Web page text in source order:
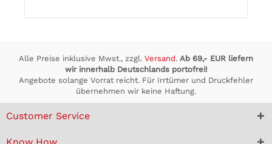
Alle Preise inklusive Mwst., zzgl. Versand. Ab 69,- EUR liefern
wir innerhalb Deutschlands portofrei!
Angebote solange Vorrat reicht. Für Irrtümer und Druckfehler
übernehmen wir keine Haftung.
Customer Service